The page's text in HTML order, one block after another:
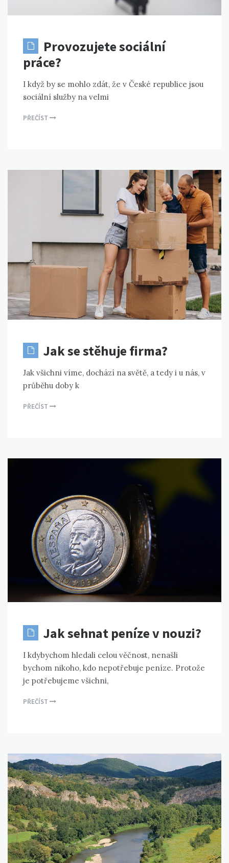
Provozujete sociální
práce?
I když by se mohlo zdát, že v České republice jsou
sociální služby na velmi
PŘEČÍST
Jak se stěhuje firma?
Jak všichni víme, dochází na světě, a tedy i u nás, v
průběhu doby k
PŘEČÍST
Jak sehnat peníze v nouzi?
I kdybychom hledali celou věčnost, nenašli
bychom nikoho, kdo nepotřebuje peníze. Protože
je potřebujeme všichni,
PŘEČÍST